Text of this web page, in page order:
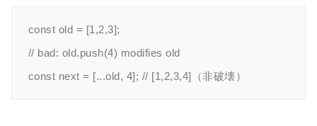
const old = [1,2,3];
// bad: old.push(4) modifies old